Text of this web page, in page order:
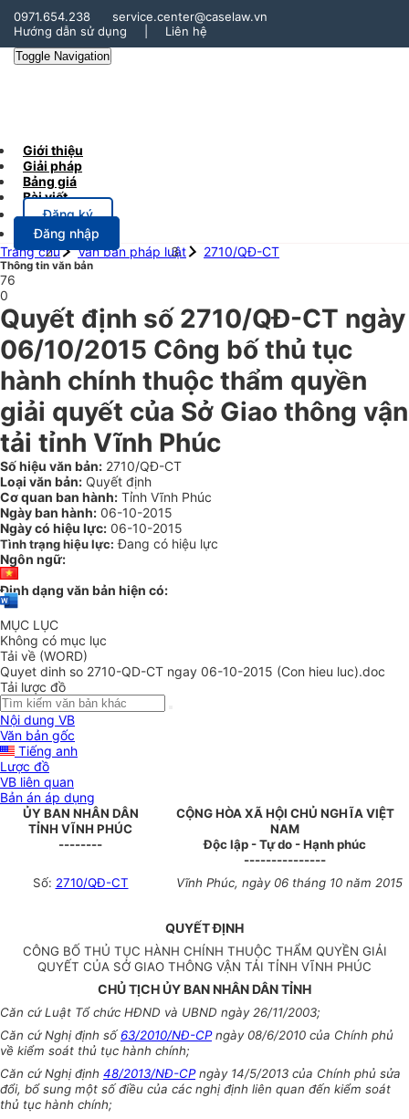
0971.654.238
service.center@caselaw.vn
Hướng dẫn sử dụng
Liên hệ
Toggle Navigation
Giới thiệu
Giải pháp
Bảng giá
Bài viết
Đăng ký
Đăng nhập
Trang chủ
Văn bản pháp luật 2710/QĐ-CT
Thông tin văn bản
76
0
Quyết định số 2710/QĐ-CT ngày
06/10/2015 Công bố thủ tục
hành chính thuộc thẩm quyền
giải quyết của Sở Giao thông vận
tải tỉnh Vĩnh Phúc
Số hiệu văn bản: 2710/QĐ-CT
Loại văn bản: Quyết định
Cơ quan ban hành: Tỉnh Vĩnh Phúc
Ngày ban hành: 06-10-2015
Ngày có hiệu lực: 06-10-2015
Tình trạng hiệu lực: Đang có hiệu lực
Ngôn ngữ:
Định dạng văn bản hiện có:
MỤC LỤC
Không có mục lục
Tải về (WORD)
Quyet dinh so 2710-QD-CT ngay 06-10-2015 (Con hieu luc).doc
Tải lược đồ
Nội dung VB
Văn bản gốc
Tiếng anh
Lược đồ
VB liên quan
Bản án áp dụng
ỦY BAN NHÂN DÂN
TỈNH VĨNH PHÚC
--------
CỘNG HÒA XÃ HỘI CHỦ NGHĨA VIỆT
NAM
Độc lập - Tự do - Hạnh phúc
---------------
Số: 2710/QĐ-CT Vĩnh Phúc, ngày 06 tháng 10 năm 2015
QUYẾT ĐỊNH
CÔNG BỐ THỦ TỤC HÀNH CHÍNH THUỘC THẨM QUYỀN GIẢI
QUYẾT CỦA SỞ GIAO THÔNG VẬN TẢI TỈNH VĨNH PHÚC
CHỦ TỊCH ỦY BAN NHÂN DÂN TỈNH
Căn cứ Luật Tổ chức HĐND và UBND ngày 26/11/2003;
Căn cứ Nghị định số 63/2010/NĐ-CPngày 08/6/2010 của Chính phủ
về kiểm soát thủ tục hành chính;
Căn cứ Nghị định 48/2013/NĐ-CPngày 14/5/2013 của Chính phủ sửa
đổi, bổ sung một số điều của các nghị định liên quan đến kiểm soát
thủ tục hành chính;